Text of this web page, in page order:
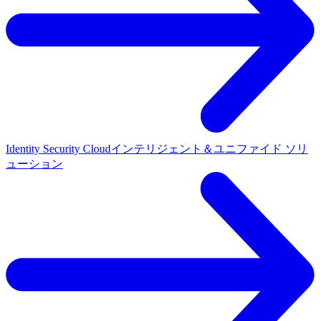
Identity Security Cloudインテリジェント＆ユニファイド ソリ
ューション